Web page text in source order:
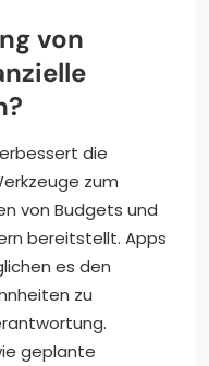
von
die
zum
von Budgets und
bereitstellt. Apps
es den
zu
geplante